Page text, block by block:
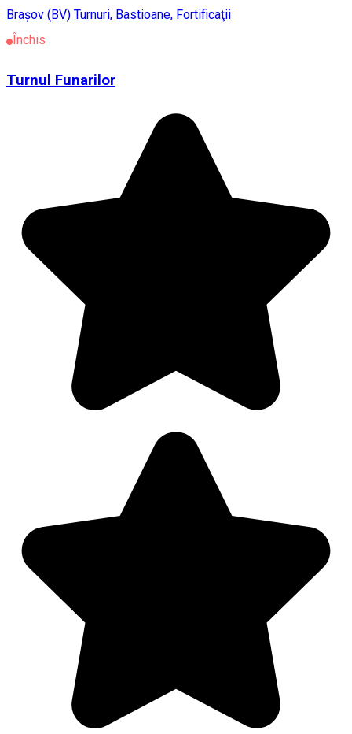
Braşov (BV) Turnuri, Bastioane, Fortificaţii
Închis
Turnul Funarilor